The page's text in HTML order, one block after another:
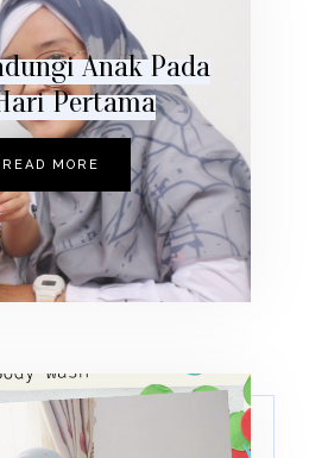
Anak Pada
Pertama
READ MORE »